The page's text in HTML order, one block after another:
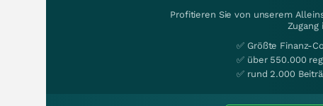
Profitieren Sie von unserem
✅ Größte Finanz-
✅ über 550.000
✅ rund 2.000